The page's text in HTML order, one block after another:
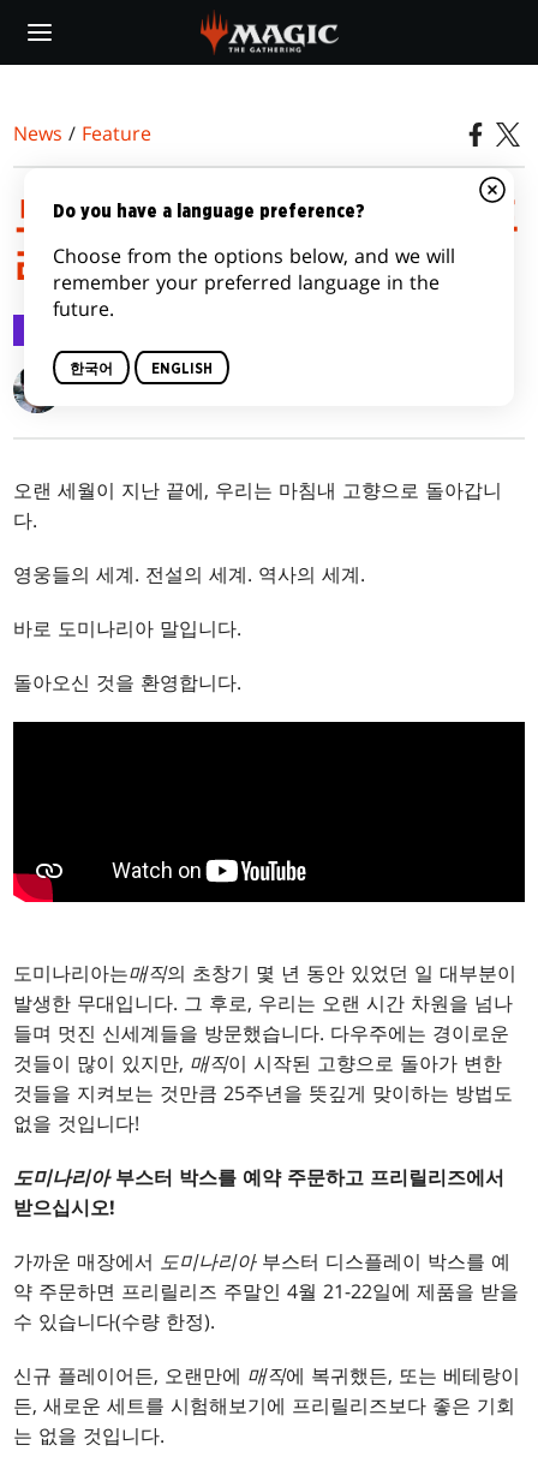
main
News / Feature
도미나리아 프리릴리즈 프
라이머
Gavin Verhey
오랜 세월이 지난 끝에, 우리는 마침내 고향으로 돌아갑니
다.
영웅들의 세계. 전설의 세계. 역사의 세계.
바로 도미나리아 말입니다.
돌아오신 것을 환영합니다.
도미나리아는매직의 초창기 몇 년 동안 있었던 일 대부분이
발생한 무대입니다. 그 후로, 우리는 오랜 시간 차원을 넘나
들며 멋진 신세계들을 방문했습니다. 다우주에는 경이로운
것들이 많이 있지만, 매직이 시작된 고향으로 돌아가 변한
것들을 지켜보는 것만큼 25주년을 뜻깊게 맞이하는 방법도
없을 것입니다!
도미나리아부스터 박스를 예약 주문하고 프리릴리즈에서
받으십시오!
가까운 매장에서 도미나리아부스터 디스플레이 박스를 예
약 주문하면 프리릴리즈 주말인 4월 21-22일에 제품을 받을
수 있습니다(수량 한정).
신규 플레이어든, 오랜만에 매직에 복귀했든, 또는 베테랑이
든, 새로운 세트를 시험해보기에 프리릴리즈보다 좋은 기회
는 없을 것입니다.
Do you have a language preference?
Choose from the options below, and we will
remember your preferred language in the
future.
한국어 ENGLISH